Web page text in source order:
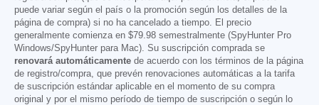
puede variar según el país o la promoción según los detalles de la
página de compra) si no ha cancelado a tiempo. El precio
generalmente comienza en $79.98 semestralmente (SpyHunter Pro
Windows/SpyHunter para Mac). Su suscripción comprada se
renovará automáticamente de acuerdo con los términos de la página
de registro/compra, que prevén renovaciones automáticas a la tarifa
de suscripción estándar aplicable en el momento de su compra
original y por el mismo período de tiempo de suscripción o según lo